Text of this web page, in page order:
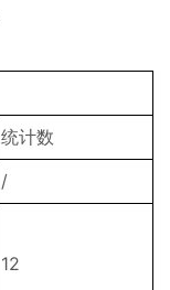
统计数
/
12